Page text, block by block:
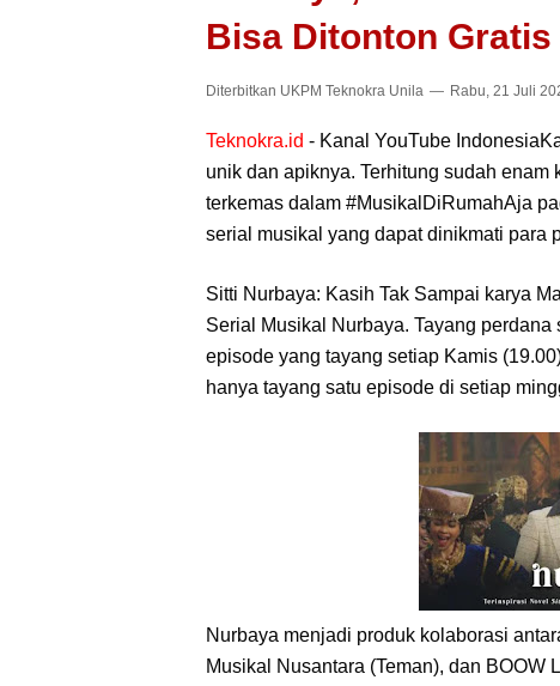
Bisa Ditonton Gratis
Diterbitkan UKPM Teknokra Unila Rabu, 21 Juli
Teknokra.id - Kanal YouTube
unik dan apiknya. Terhitung sudah
terkemas dalam #MusikalDiRumahAja
serial musikal yang dapat dinikmati para
Sitti Nurbaya: Kasih Tak Sampai karya
Serial Musikal Nurbaya. Tayang
episode yang tayang setiap Kamis
hanya tayang satu episode di setiap
Nurbaya menjadi produk kolaborasi
Musikal Nusantara (Teman), dan BOOW